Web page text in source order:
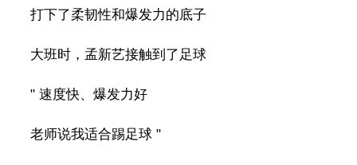
打下了柔韧性和爆发力的底子
大班时，孟新艺接触到了足球
" 速度快、爆发力好
老师说我适合踢足球 "